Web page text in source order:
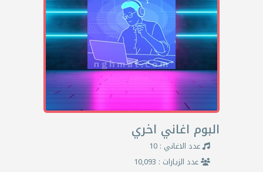
البوم اغاني اخري
عدد الاغاني : 10
عدد الزيارات : 10,093